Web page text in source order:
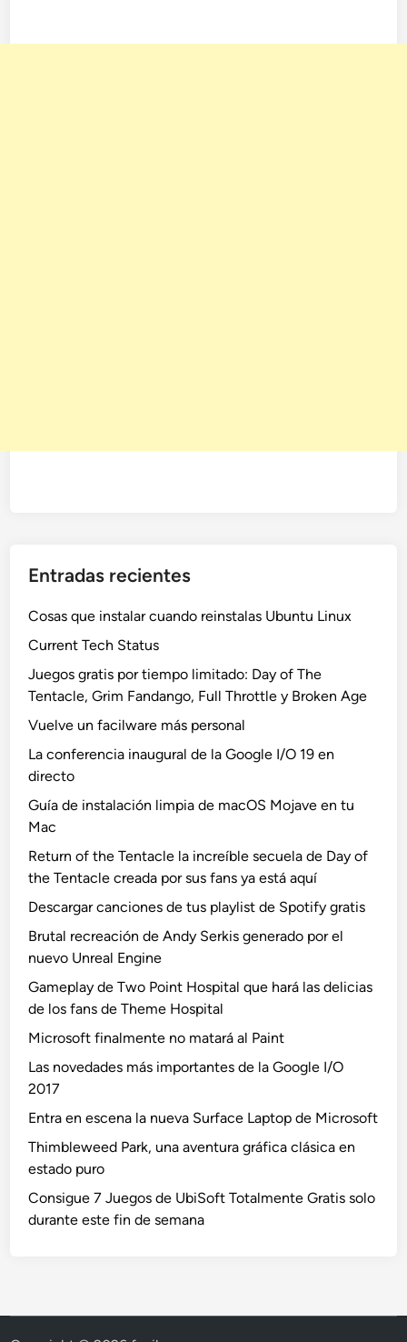
Entradas recientes
Cosas que instalar cuando reinstalas Ubuntu Linux
Current Tech Status
Juegos gratis por tiempo limitado: Day of The
Tentacle, Grim Fandango, Full Throttle y Broken Age
Vuelve un facilware más personal
La conferencia inaugural de la Google I/O 19 en
directo
Guía de instalación limpia de macOS Mojave en tu
Mac
Return of the Tentacle la increíble secuela de Day of
the Tentacle creada por sus fans ya está aquí
Descargar canciones de tus playlist de Spotify gratis
Brutal recreación de Andy Serkis generado por el
nuevo Unreal Engine
Gameplay de Two Point Hospital que hará las delicias
de los fans de Theme Hospital
Microsoft finalmente no matará al Paint
Las novedades más importantes de la Google I/O
2017
Entra en escena la nueva Surface Laptop de Microsoft
Thimbleweed Park, una aventura gráfica clásica en
estado puro
Consigue 7 Juegos de UbiSoft Totalmente Gratis solo
durante este fin de semana